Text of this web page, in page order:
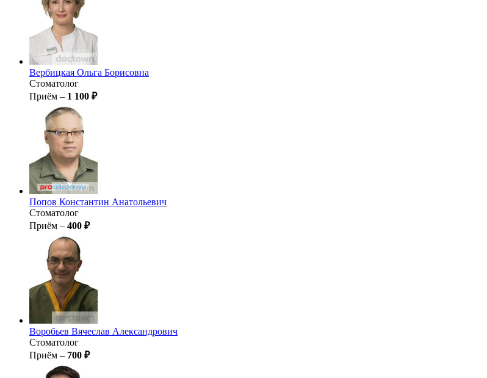
Вербицкая Ольга Борисовна
Стоматолог
Приём – 1 100 ₽
Попов Константин Анатольевич
Стоматолог
Приём – 400 ₽
Воробьев Вячеслав Александрович
Стоматолог
Приём – 700 ₽